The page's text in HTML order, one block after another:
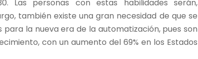
Las personas con estas habilidades serán,
también existe una gran necesidad de que se
la nueva era de la automatización, pues son
con un aumento del 69% en los Estados